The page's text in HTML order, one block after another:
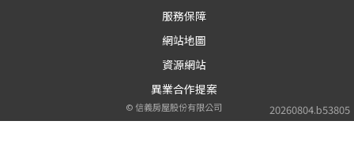
20260804.b53805
服務保障
網站地圖
資源網站
異業合作提案
©信義房屋股份有限公司